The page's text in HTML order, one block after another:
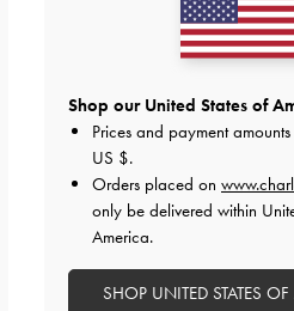
とても良かった とても
Shop our United States of
Prices and payment
US $.
Orders placed on
only be delivered within
America.
SHOP UNITED STATES